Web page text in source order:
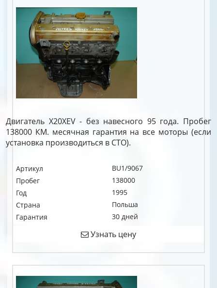
Двигатель X20XEV - без навесного 95 года. Пробег
138000 КМ. месячная гарантия на все моторы (если
установка производиться в СТО).
Артикул
BU1/9067
Пробег
138000
Год
1995
Страна
Польша
Гарантия
30 дней
Узнать цену